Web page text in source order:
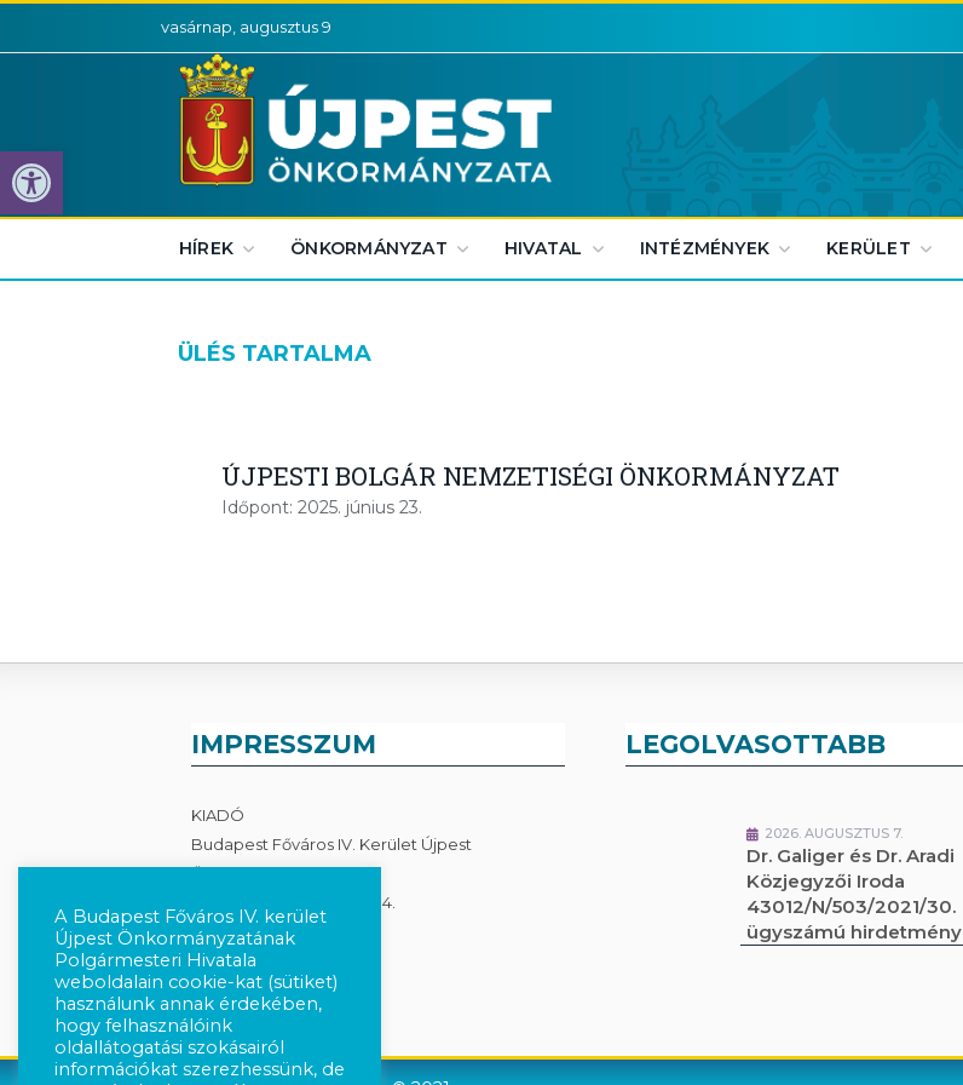
Eszköztár megnyitása
vasárnap, augusztus 9
HÍREK ÖNKORMÁNYZAT HIVATAL INTÉZMÉNYEK KERÜLET
ÜLÉS TARTALMA
ÚJPESTI BOLGÁR NEMZETISÉGI ÖNKORMÁNYZAT
Időpont: 2025. június 23.
IMPRESSZUM
KIADÓ
Budapest Főváros IV. Kerület Újpest
Önkormányzata
1041 Budapest, István út 14.
Adatkezelés
LEGOLVASOTTABB
2026. AUGUSZTUS 7.
Dr. Galiger és Dr. Aradi
Közjegyzői Iroda
43012/N/503/2021/30.
ügyszámú hirdetmény
A Budapest Főváros IV. kerület
Újpest Önkormányzatának
Polgármesteri Hivatala
weboldalain cookie-kat (sütiket)
használunk annak érdekében,
hogy felhasználóink
oldallátogatási szokásairól
információkat szerezhessünk, de